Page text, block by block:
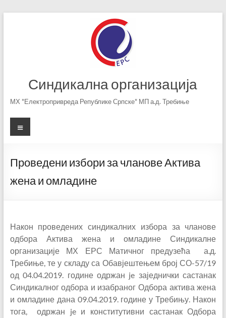
Синдикална организација
МХ "Електропривреда Републике Српске" МП а.д. Требиње
Menu
Проведени избори за чланове Актива
жена и омладине
Након проведених синдикалних избора за чланове
одбора Актива жена и омладине Синдикалне
организације МХ ЕРС Матичног предузећа а.д.
Требиње, те у складу са Обавјештењем број СО-57/19
од 04.04.2019. године одржан je заједнички састанак
Синдикалног одбора и изабраног Одбора актива жена
и омладине дана 09.04.2019. године у Требињу. Након
тога, одржан je и конститутивни састанак Одбора